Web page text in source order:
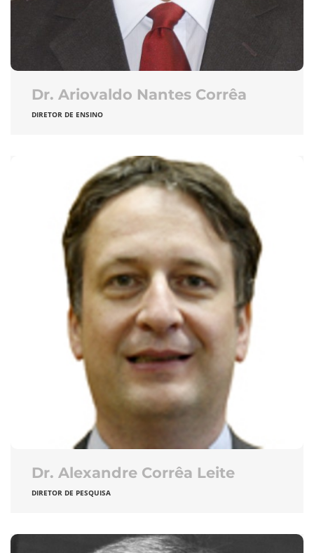
Dr. Ariovaldo Nantes Corrêa
DIRETOR DE ENSINO
Dr. Alexandre Corrêa Leite
DIRETOR DE PESQUISA